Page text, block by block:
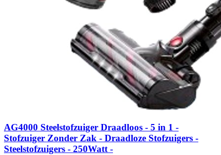
AG4000 Steelstofzuiger Draadloos - 5 in 1 -
Stofzuiger Zonder Zak - Draadloze Stofzuigers -
Steelstofzuigers - 250Watt -